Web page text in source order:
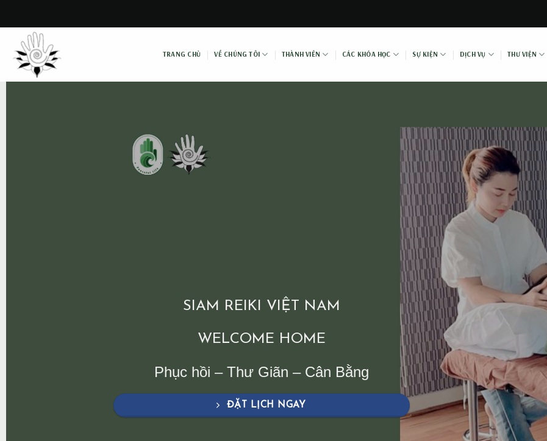
content
TRANG CHỦ VỀ CHÚNG TÔI THÀNH VIÊN CÁC KHÓA HỌC SỰ KIỆN DỊCH VỤ THƯ VIỆN
SIAM REIKI VIỆT NAM
WELCOME HOME
Phục hồi – Thư Giãn – Cân Bằng
ĐẶT LỊCH NGAY